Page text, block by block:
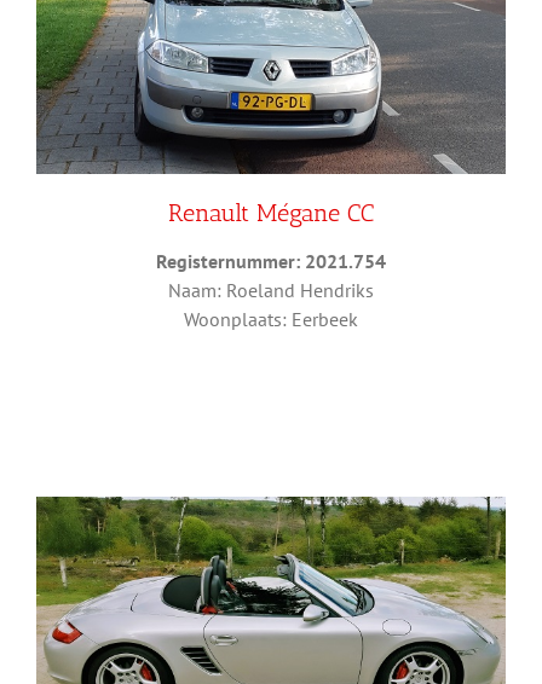
Renault Mégane CC
Registernummer: 2021.754
Naam: Roeland Hendriks
Woonplaats: Eerbeek